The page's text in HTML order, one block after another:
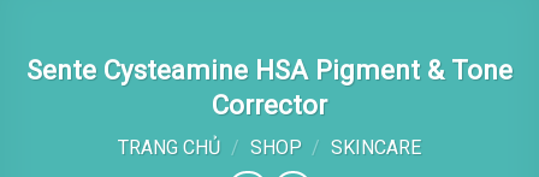
Sente Cysteamine HSA Pigment & Tone
Corrector
TRANG CHỦ / SHOP / SKINCARE